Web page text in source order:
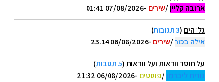
אהובה קליין/שירים -07/08/2026 01:41
גלי הים (3 תגובות
)
אילה בכור/שירים -06/08/2026 23:14
על חוסר וודאות ועל וודאות(5 תגובות
)
נורית ליברמן/פוסטים -06/08/2026 21:32